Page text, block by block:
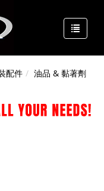
配件 油品 & 黏著劑